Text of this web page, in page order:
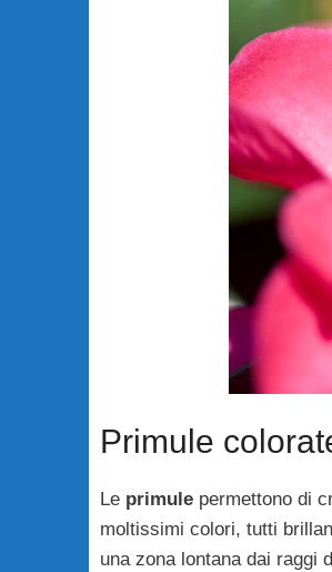
Primule
Le primulepermettono di
moltissimi colori, tutti
una zona lontana dai raggi